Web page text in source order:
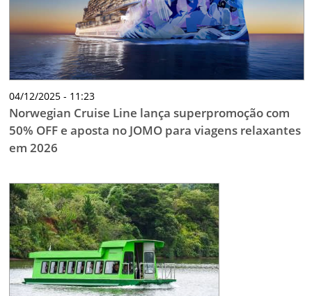
04/12/2025 - 11:23
Norwegian Cruise Line lança superpromoção com
50% OFF e aposta no JOMO para viagens relaxantes
em 2026